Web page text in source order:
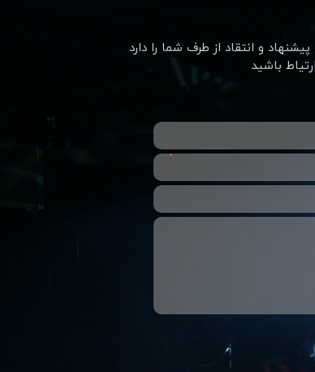
و انتقاد از طرف شما را دارد
باشید